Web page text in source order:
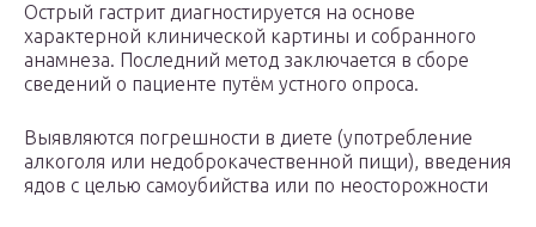
Острый гастрит диагностируется на основе
характерной клинической картины и собранного
анамнеза. Последний метод заключается в сборе
сведений о пациенте путём устного опроса.
Выявляются погрешности в диете (употребление
алкоголя или недоброкачественной пищи), введения
ядов с целью самоубийства или по неосторожности